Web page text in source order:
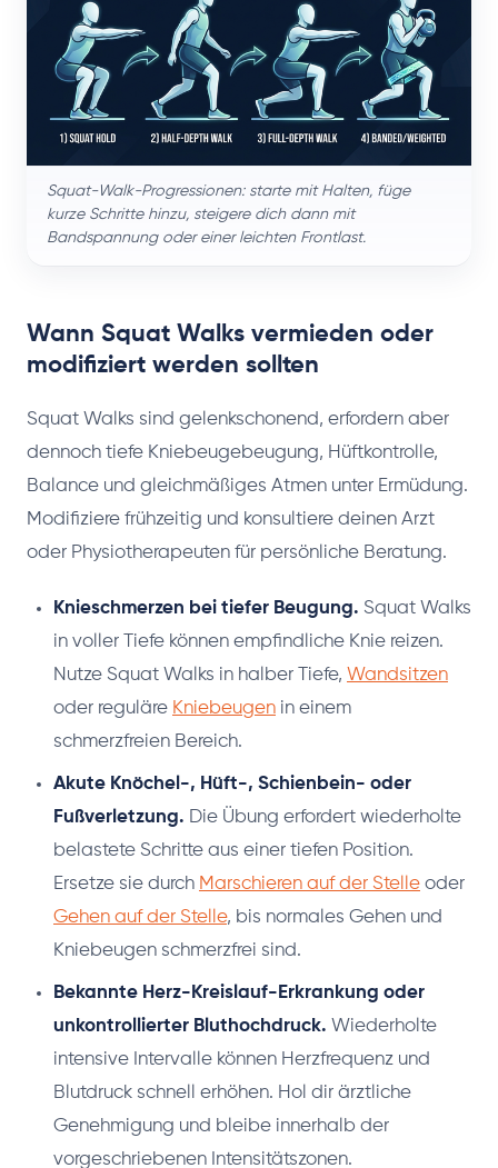
Squat-Walk-Progressionen: starte mit Halten, füge
kurze Schritte hinzu, steigere dich dann mit
Bandspannung oder einer leichten Frontlast.
Wann Squat Walks vermieden oder
modifiziert werden sollten
Squat Walks sind gelenkschonend, erfordern aber
dennoch tiefe Kniebeugebeugung, Hüftkontrolle,
Balance und gleichmäßiges Atmen unter Ermüdung.
Modifiziere frühzeitig und konsultiere deinen Arzt
oder Physiotherapeuten für persönliche Beratung.
Knieschmerzen bei tiefer Beugung. Squat Walks
in voller Tiefe können empfindliche Knie reizen.
Nutze Squat Walks in halber Tiefe, Wandsitzen
oder reguläre Kniebeugen in einem
schmerzfreien Bereich.
Akute Knöchel-, Hüft-, Schienbein- oder
Fußverletzung. Die Übung erfordert wiederholte
belastete Schritte aus einer tiefen Position.
Ersetze sie durch Marschieren auf der Stelle oder
Gehen auf der Stelle, bis normales Gehen und
Kniebeugen schmerzfrei sind.
Bekannte Herz-Kreislauf-Erkrankung oder
unkontrollierter Bluthochdruck. Wiederholte
intensive Intervalle können Herzfrequenz und
Blutdruck schnell erhöhen. Hol dir ärztliche
Genehmigung und bleibe innerhalb der
vorgeschriebenen Intensitätszonen.